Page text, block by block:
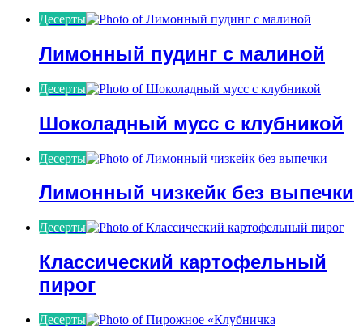
Десерты
Лимонный пудинг с малиной
Десерты
Шоколадный мусс с клубникой
Десерты
Лимонный чизкейк без выпечки
Десерты
Классический картофельный
пирог
Десерты